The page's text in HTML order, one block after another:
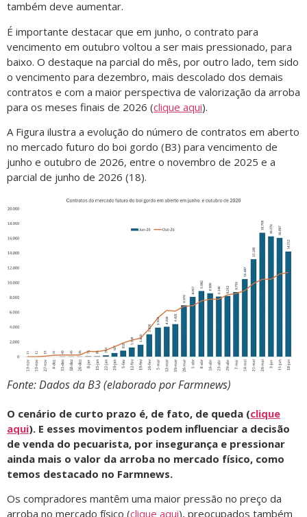
também deve aumentar.
É importante destacar que em junho, o contrato para
vencimento em outubro voltou a ser mais pressionado, para
baixo. O destaque na parcial do mês, por outro lado, tem sido
o vencimento para dezembro, mais descolado dos demais
contratos e com a maior perspectiva de valorização da arroba
para os meses finais de 2026 (clique aqui).
A Figura ilustra a evolução do número de contratos em aberto
no mercado futuro do boi gordo (B3) para vencimento de
junho e outubro de 2026, entre o novembro de 2025 e a
parcial de junho de 2026 (18).
Fonte: Dados da B3 (elaborado por Farmnews)
O cenário de curto prazo é, de fato, de queda (clique
aqui). E esses movimentos podem influenciar a decisão
de venda do pecuarista, por insegurança e pressionar
ainda mais o valor da arroba no mercado físico, como
temos destacado no Farmnews.
Os compradores mantêm uma maior pressão no preço da
arroba no mercado físico (clique aqui), preocupados também